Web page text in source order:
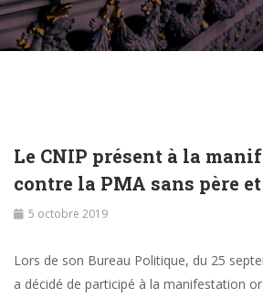
Le CNIP présent à la
contre la PMA sans père et
5 octobre 2019
Lors de son Bureau Politique, du 25
a décidé de participé à la manifestation